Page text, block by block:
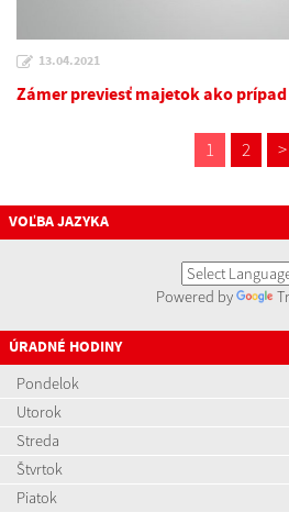
13.04.2021
Zámer previesť majetok ako
1 2 >
VOĽBA JAZYKA
Powered by
ÚRADNÉ HODINY
Pondelok
Utorok
Streda
Štvrtok
Piatok